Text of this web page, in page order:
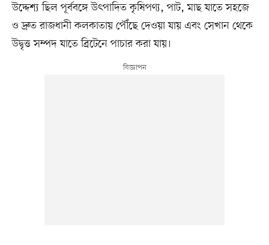
উদ্দেশ্য ছিল পূর্ববঙ্গে উৎপাদিত কৃষিপণ্য, পাট, মাছ যাতে সহজে
ও দ্রুত রাজধানী কলকাতায় পৌঁছে দেওয়া যায় এবং সেখান থেকে
উদ্বৃত্ত সম্পদ যাতে ব্রিটেনে পাচার করা যায়।